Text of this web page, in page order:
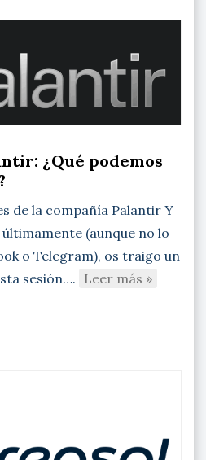
¿Qué podemos
de la compañía Palantir Y
(aunque no lo
o Telegram), os traigo un
sesión…. Leer más »